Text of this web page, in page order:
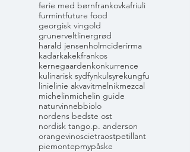
ferie med børnfrankovkafriuli
furmintfuture food
georgisk vingold
grunerveltlinergrød
harald jensenholmciderirma
kadarkakekfrankos
kernegaardenkonkurrence
kulinarisk sydfynkulsyrekungfu
linielinie akvavitmelnikmezcal
michelinmichelin guide
naturvinnebbiolo
nordens bedste ost
nordisk tango.p. anderson
orangevinoscietraostpetillant
piemontepmypåske